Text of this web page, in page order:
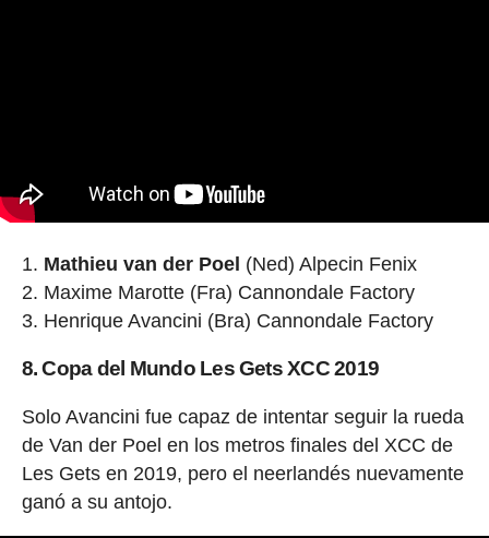
Mathieu van der Poel (Ned) Alpecin Fenix
Maxime Marotte (Fra) Cannondale Factory
Henrique Avancini (Bra) Cannondale Factory
8. Copa del Mundo Les Gets XCC 2019
Solo Avancini fue capaz de intentar seguir la rueda
de Van der Poel en los metros finales del XCC de
Les Gets en 2019, pero el neerlandés nuevamente
ganó a su antojo.